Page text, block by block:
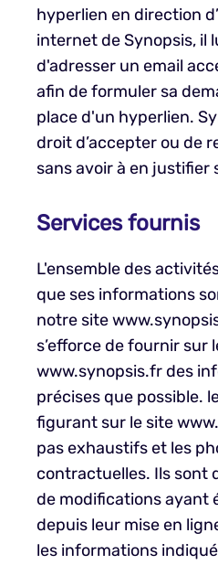
hyperlien en direction
internet de Synopsis, il
d'adresser un email
afin de formuler sa
place d'un hyperlien.
droit d’accepter ou de
sans avoir à en justifier
Services fournis
L'ensemble des
que ses informations
notre site
s’efforce de fournir sur
www.synopsis.fr des
précises que possible.
figurant sur le site
pas exhaustifs et les
contractuelles. Ils sont
de modifications ayant
depuis leur mise en
les informations